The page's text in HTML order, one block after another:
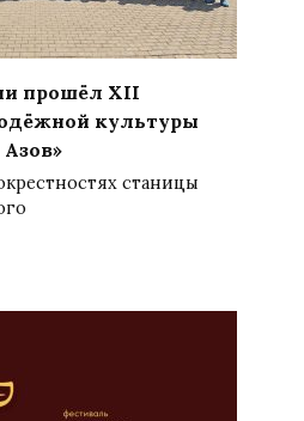
прошёл XII
культуры
станицы